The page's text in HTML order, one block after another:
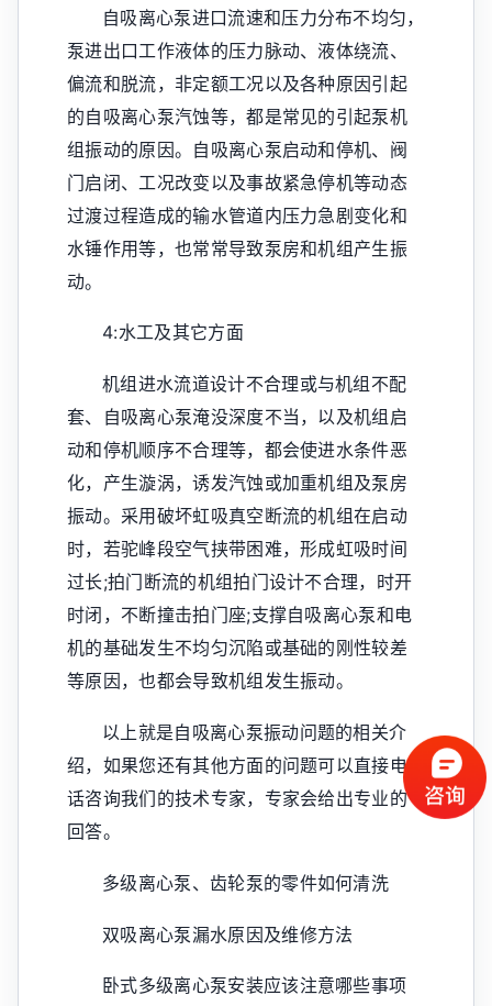
自吸离心泵进口流速和压力分布不均匀，
泵进出口工作液体的压力脉动、液体绕流、
偏流和脱流，非定额工况以及各种原因引起
的自吸离心泵汽蚀等，都是常见的引起泵机
组振动的原因。自吸离心泵启动和停机、阀
门启闭、工况改变以及事故紧急停机等动态
过渡过程造成的输水管道内压力急剧变化和
水锤作用等，也常常导致泵房和机组产生振
动。
4:水工及其它方面
机组进水流道设计不合理或与机组不配
套、自吸离心泵淹没深度不当，以及机组启
动和停机顺序不合理等，都会使进水条件恶
化，产生漩涡，诱发汽蚀或加重机组及泵房
振动。采用破坏虹吸真空断流的机组在启动
时，若驼峰段空气挟带困难，形成虹吸时间
过长;拍门断流的机组拍门设计不合理，时开
时闭，不断撞击拍门座;支撑自吸离心泵和电
机的基础发生不均匀沉陷或基础的刚性较差
等原因，也都会导致机组发生振动。
以上就是自吸离心泵振动问题的相关介
绍，如果您还有其他方面的问题可以直接电
话咨询我们的技术专家，专家会给出专业的
回答。
多级离心泵、齿轮泵的零件如何清洗
双吸离心泵漏水原因及维修方法
卧式多级离心泵安装应该注意哪些事项